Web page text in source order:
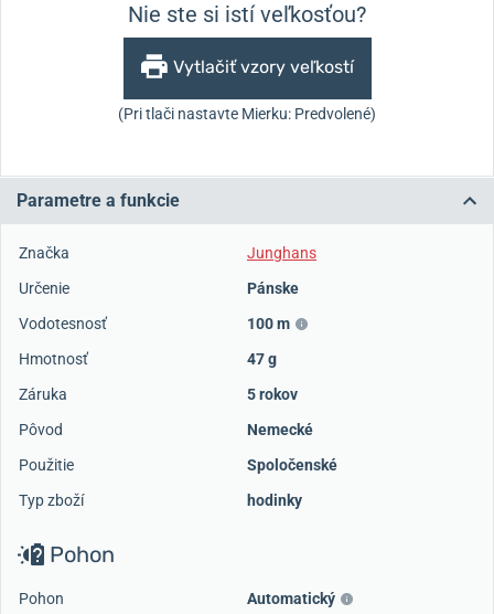
Nie ste si istí veľkosťou?
Vytlačiť vzory veľkostí
(Pri tlači nastavte Mierku: Predvolené)
Parametre a funkcie
Značka
Junghans
Určenie
Pánske
Vodotesnosť
100 m
Hmotnosť
47 g
Záruka
5 rokov
Pôvod
Nemecké
Použitie
Spoločenské
Typ zboží
hodinky
Pohon
Pohon
Automatický